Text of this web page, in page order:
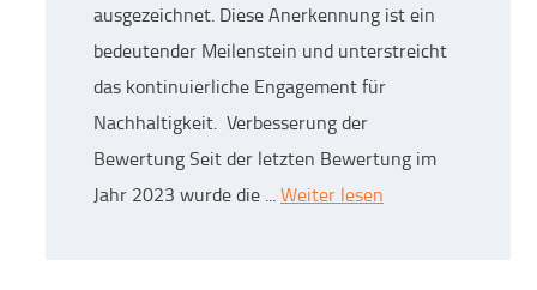
ausgezeichnet. Diese Anerkennung ist ein
bedeutender Meilenstein und unterstreicht
das kontinuierliche Engagement für
Nachhaltigkeit. Verbesserung der
Bewertung Seit der letzten Bewertung im
Jahr 2023 wurde die ...Weiter lesen